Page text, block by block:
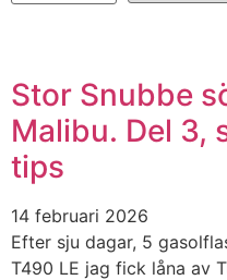
Stor Snubbe
Malibu. Del 3,
tips
14 februari 2026
Efter sju dagar, 5
T490 LE jag fick låna av